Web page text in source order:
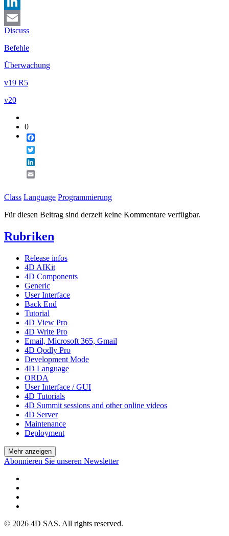
LinkedIn
Email
Discuss
Befehle
Überwachung
v19 R5
v20
0
Class Language Programmierung
Für diesen Beitrag sind derzeit keine Kommentare verfügbar.
Rubriken
Release infos
4D AIKit
4D Components
Generic
User Interface
Back End
Tutorial
4D View Pro
4D Write Pro
Email, Microsoft 365, Gmail
4D Qodly Pro
Development Mode
4D Language
ORDA
User Interface / GUI
4D Tutorials
4D Summit sessions and other online videos
4D Server
Maintenance
Deployment
Mehr anzeigen
Abonnieren Sie unseren Newsletter
© 2026 4D SAS. All rights reserved.